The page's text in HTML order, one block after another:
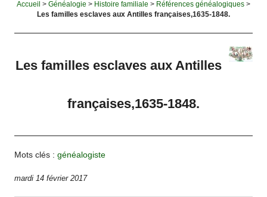
Accueil > Généalogie > Histoire familiale > Références généalogiques >
Les familles esclaves aux Antilles françaises,1635-1848.
Les familles esclaves aux Antilles
françaises,1635-1848.
Mots clés :généalogiste
mardi 14 février 2017